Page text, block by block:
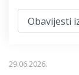
29.06.2026.